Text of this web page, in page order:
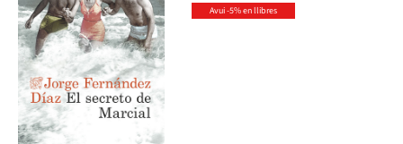
Avui -5% en llibres